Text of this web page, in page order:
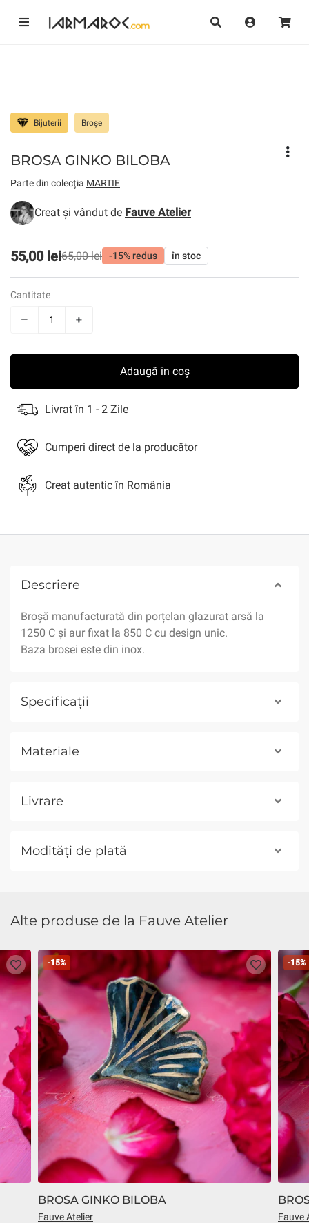
Bijuterii Broșe
BROSA GINKO BILOBA
Parte din colecția MARTIE
Creat și vândut de Fauve Atelier
55,00 lei65,00 lei -15% redus în stoc
Cantitate
Adaugă în coș
Livrat în 1 - 2 Zile
Cumperi direct de la producător
Creat autentic în România
Descriere
Broșă manufacturată din porțelan glazurat arsă la
1250 C și aur fixat la 850 C cu design unic.
Baza brosei este din inox.
Specificații
Materiale
Livrare
Modități de plată
Alte produse de la Fauve Atelier
-15%
BROSA GINKO BILOBA
Fauve Atelier
-15%
Fauve